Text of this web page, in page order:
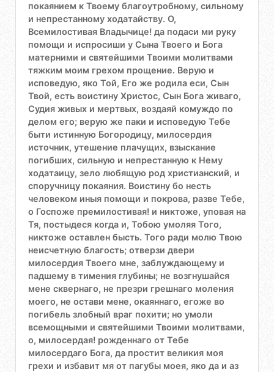
покаянием к Твоему благоутробному, сильному
и непрестанному ходатайству. О,
Всемилостивая Владычице! да подаси ми руку
помощи и испросиши у Сына Твоего и Бога
матерними и святейшими Твоими молитвами
тяжким моим грехом прощение. Верую и
исповедую, яко Той, Его же родила еси, Сын
Твой, есть воистину Христос, Сын Бога живаго,
Судия живых и мертвых, воздаяй комуждо по
делом его; верую же паки и исповедую Тебе
быти истинную Богородицу, милосердия
источник, утешение плачущих, взыскание
погибших, сильную и непрестанную к Нему
ходатаицу, зело любящую род христианский, и
споручницу покаяния. Воистину бо несть
человеком иныя помощи и покрова, разве Тебе,
о Госпоже премилостивая! и никтоже, уповая на
Тя, постыдеся когда и, Тобою умоляя Того,
никтоже оставлен бысть. Того ради молю Твою
неисчетную благость; отверзи двери
милосердия Твоего мне, заблуждающему и
падшему в тимения глубины; не возгнушайся
мене сквернаго, не презри грешнаго моления
моего, не остави мене, окаяннаго, егоже во
погибель злобный враг похити; но умоли
всемощными и святейшими Твоими молитвами,
о, милосердая! рожденнаго от Тебе
милосердаго Бога, да простит великия моя
грехи и избавит мя от пагубы моея, яко да и аз